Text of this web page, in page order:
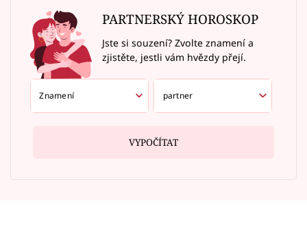
PARTNERSKÝ HOROSKOP
Jste si souzení? Zvolte znamení a
zjistěte, jestli vám hvězdy přejí.
VYPOČÍTAT